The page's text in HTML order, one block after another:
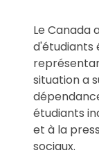
Le Canada
d'étudiants
situation a
étudiants
et à la
sociaux.